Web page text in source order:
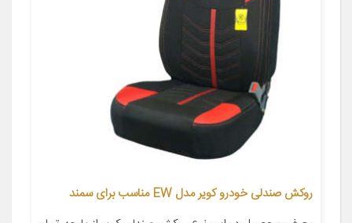
روکش صندلی خودرو کویر مدل EW مناسب برای سمند